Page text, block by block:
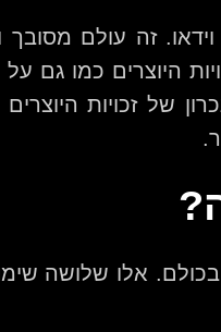
זה עולם
היוצרים כמו
של זכויות
אלו שלושה